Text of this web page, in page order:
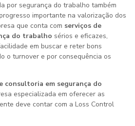
por segurança do trabalho também
importante na valorização dos
que conta com serviços de
do trabalho sérios e eficazes,
em buscar e reter bons
o turnover e por consequência os
consultoria em segurança do
especializada em oferecer as
deve contar com a Loss Control